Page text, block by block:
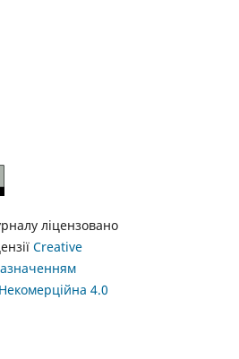
ліцензовано
Creative
4.0